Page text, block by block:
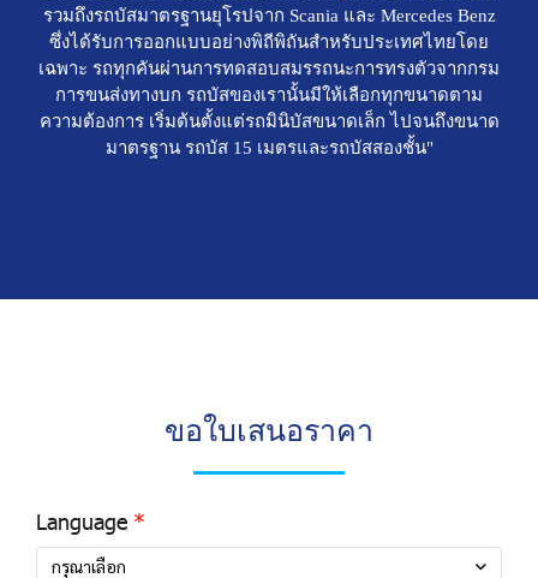
รวมถึงรถบัสมาตรฐานยุโรปจาก Scania และ Mercedes Benz
ซึ่งได้รับการออกแบบอย่างพิถีพิถันสำหรับประเทศไทยโดย
เฉพาะ รถทุกคันผ่านการทดสอบสมรรถนะการทรงตัวจากกรม
การขนส่งทางบก รถบัสของเรานั้นมีให้เลือกทุกขนาดตาม
ความต้องการ เริ่มต้นตั้งแต่รถมินิบัสขนาดเล็ก ไปจนถึงขนาด
มาตรฐาน รถบัส 15 เมตรและรถบัสสองชั้น"
ขอใบเสนอราคา
Language
กรุณาเลือก